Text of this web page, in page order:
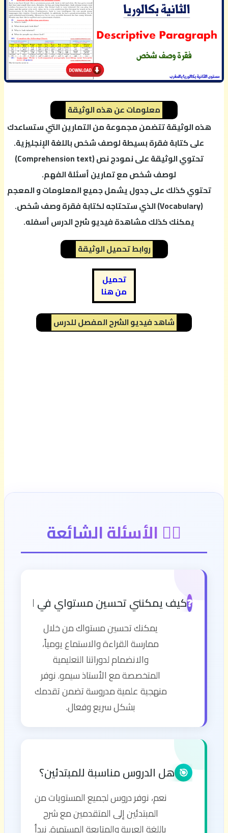
معلومات عن هذه الوثيقة
هذه الوثيقة تتضمن مجموعة من التمارين التي ستساعدك
على كتابة فقرة بسيطة لوصف شخص باللغة الإنجليزية.
تحتوي الوثيقة على نمودج نص (Comprehension text)
لوصف شخص مع تمارين أسئلة الفهم.
تحتوي كذلك على جدول يشمل جميع المعلومات و المعجم
(Vocabulary) الذي ستحتاجه لكتابة فقرة وصف شخص.
يمكنك كذلك مشاهدة فيديو شرح الدرس أسفله.
روابط تحميل الوثيقة
تحميل
من هنا
شاهد فيديو الشرح المفصل للدرس
🙋‍♂️ الأسئلة الشائعة
❓كيف يمكنني تحسين مستواي في اللغة
يمكنك تحسين مستواك من خلال
ممارسة القراءة والاستماع يومياً،
والانضمام لدوراتنا التعليمية
المتخصصة مع الأستاذ سيمو. نوفر
منهجية علمية مدروسة تضمن تقدمك
بشكل سريع وفعال.
🎯 هل الدروس مناسبة للمبتدئين؟
نعم، نوفر دروس لجميع المستويات من
المبتدئين إلى المتقدمين مع شرح
باللغة العربية والمتابعة المستمرة. نبدأ